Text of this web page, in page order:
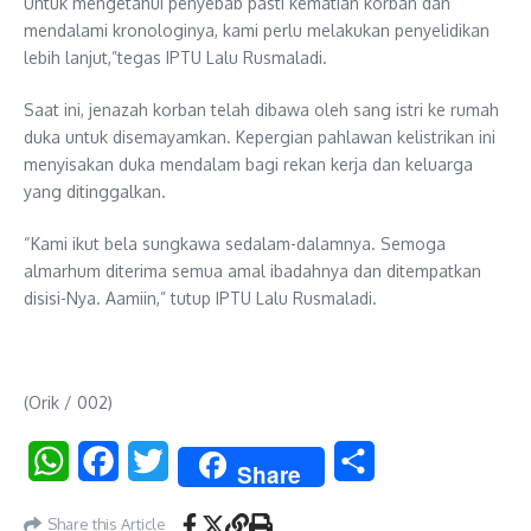
mendalami kronologinya, kami perlu melakukan penyelidikan
lebih lanjut,”tegas IPTU Lalu Rusmaladi.
Saat ini, jenazah korban telah dibawa oleh sang istri ke rumah
duka untuk disemayamkan. Kepergian pahlawan kelistrikan ini
menyisakan duka mendalam bagi rekan kerja dan keluarga
yang ditinggalkan.
“Kami ikut bela sungkawa sedalam-dalamnya. Semoga
almarhum diterima semua amal ibadahnya dan ditempatkan
disisi-Nya. Aamiin,” tutup IPTU Lalu Rusmaladi.
(Orik / 002)
WhatsAppFacebookTwitter Share
Share this Article